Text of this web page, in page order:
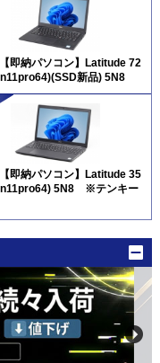
即納パソコン】Latitude 72
新品) 5N8
即納パソコン】Latitude 35
5N8 ※テンキー